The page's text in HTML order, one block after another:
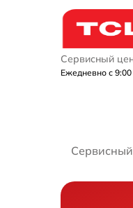
Сервисный
Ежедневно с